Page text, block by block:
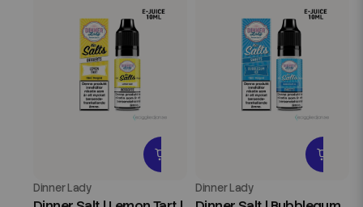
Dinner Lady Dinner Lady